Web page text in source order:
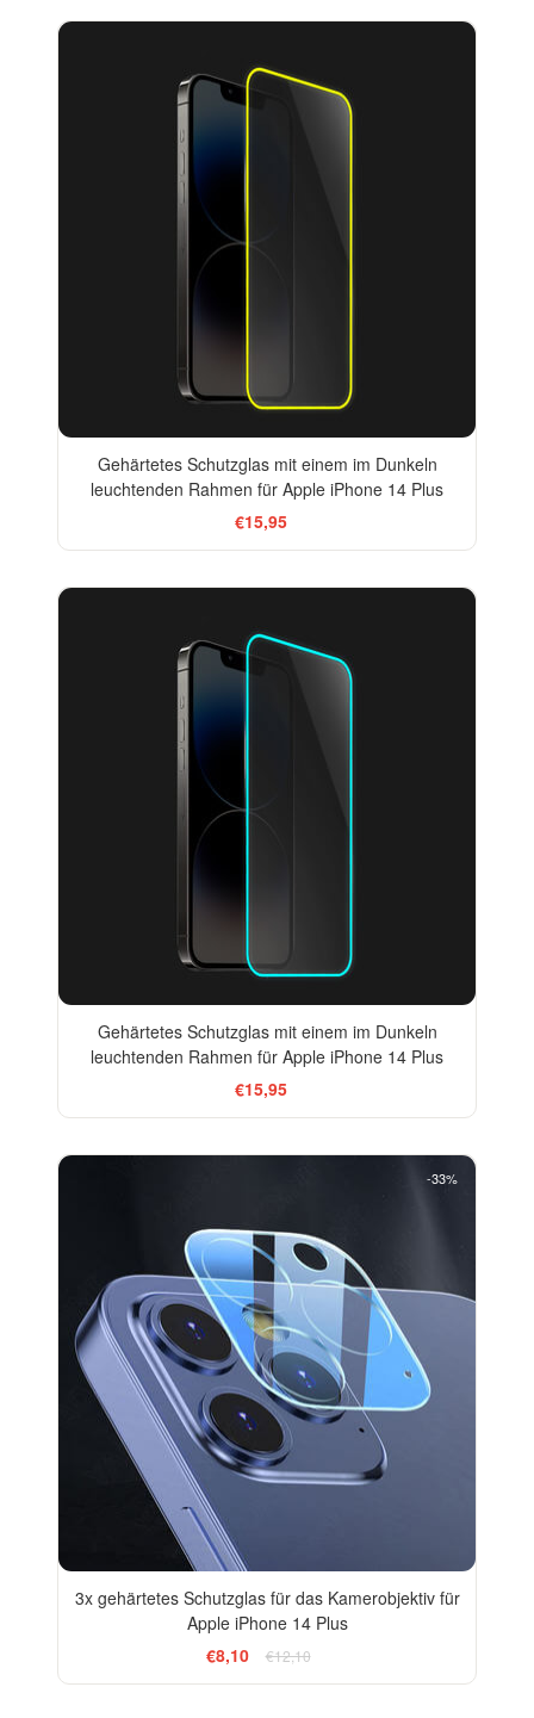
Gehärtetes Schutzglas mit einem im Dunkeln
leuchtenden Rahmen für Apple iPhone 14 Plus
€15,95
Gehärtetes Schutzglas mit einem im Dunkeln
leuchtenden Rahmen für Apple iPhone 14 Plus
€15,95
-33%
3x gehärtetes Schutzglas für das Kamerobjektiv für
Apple iPhone 14 Plus
€8,10
€12,10